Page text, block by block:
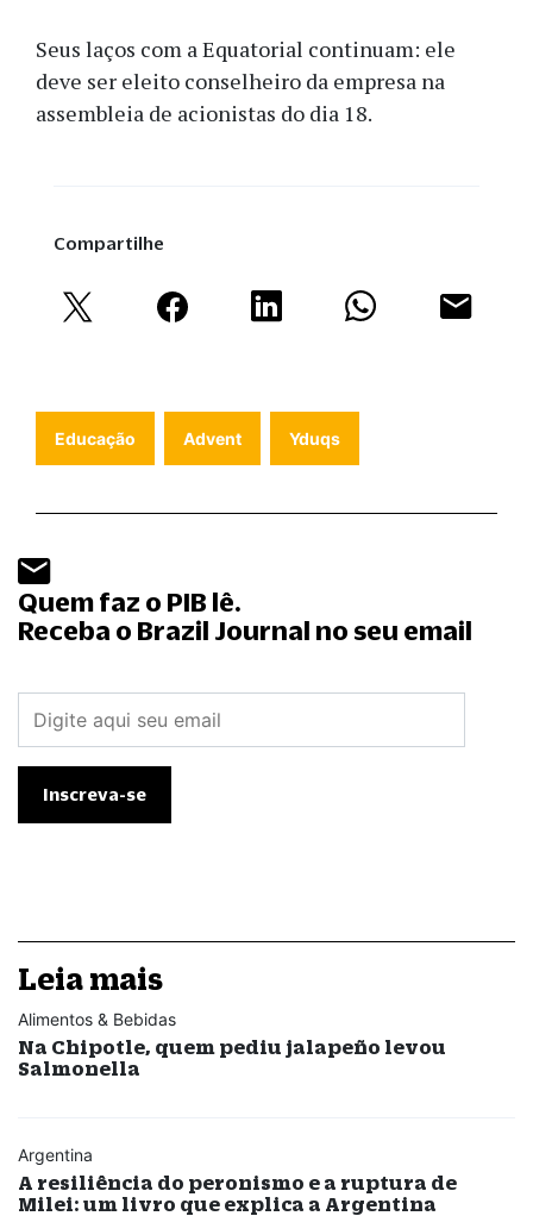
Seus laços com a Equatorial continuam: ele
deve ser eleito conselheiro da empresa na
assembleia de acionistas do dia 18.
Compartilhe
Educação Advent Yduqs
Quem faz o PIB lê.
Receba o Brazil Journal no seu email
Leia mais
Alimentos & Bebidas
Na Chipotle, quem pediu jalapeño levou
Salmonella
Argentina
A resiliência do peronismo e a ruptura de
Milei: um livro que explica a Argentina